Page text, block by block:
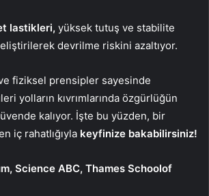
lastikleri, yüksek tutuş ve stabilite
devrilme riskini azaltıyor.
fiziksel prensipler sayesinde
yolların kıvrımlarında özgürlüğün
kalıyor. İşte bu yüzden, bir
iç rahatlığıyla keyfinize bakabilirsiniz!
Science ABC, Thames Schoolof